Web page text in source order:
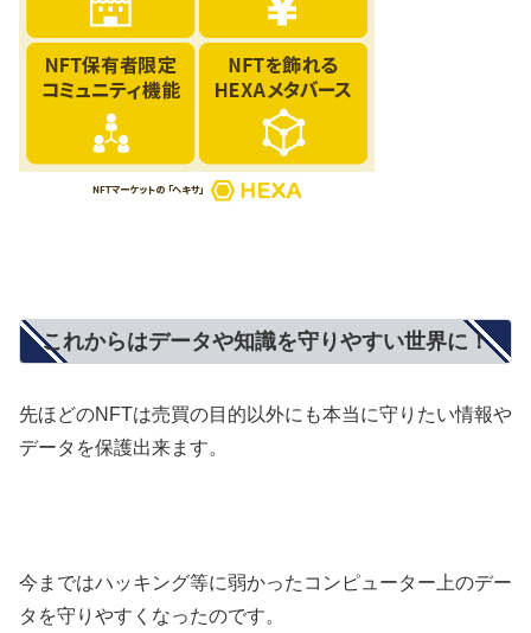
これからはデータや知識を守りやすい世界に！
先ほどのNFTは売買の目的以外にも本当に守りたい情報や
データを保護出来ます。
今まではハッキング等に弱かったコンピューター上のデー
タを守りやすくなったのです。